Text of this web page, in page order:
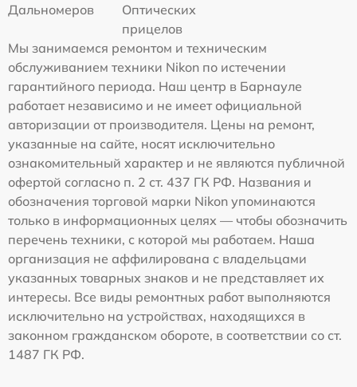
Дальномеров
Оптических
прицелов
Мы занимаемся ремонтом и техническим
обслуживанием техники Nikon по истечении
гарантийного периода. Наш центр в Барнауле
работает независимо и не имеет официальной
авторизации от производителя. Цены на ремонт,
указанные на сайте, носят исключительно
ознакомительный характер и не являются публичной
офертой согласно п. 2 ст. 437 ГК РФ. Названия и
обозначения торговой марки Nikon упоминаются
только в информационных целях — чтобы обозначить
перечень техники, с которой мы работаем. Наша
организация не аффилирована с владельцами
указанных товарных знаков и не представляет их
интересы. Все виды ремонтных работ выполняются
исключительно на устройствах, находящихся в
законном гражданском обороте, в соответствии со ст.
1487 ГК РФ.